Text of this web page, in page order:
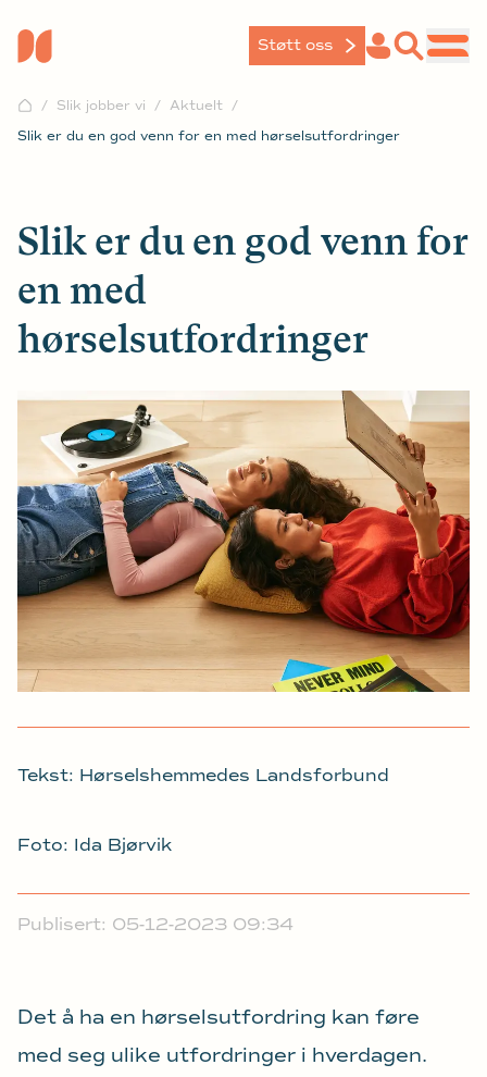
Støtt oss
Slik jobber vi
Aktuelt
Slik er du en god venn for en med hørselsutfordringer
Slik er du en god venn for
en med
hørselsutfordringer
Det å ha en hørselsutfordring kan føre
med seg ulike utfordringer i hverdagen.
Tekst: Hørselshemmedes Landsforbund
Foto: Ida Bjørvik
Publisert: 05-12-2023 09:34